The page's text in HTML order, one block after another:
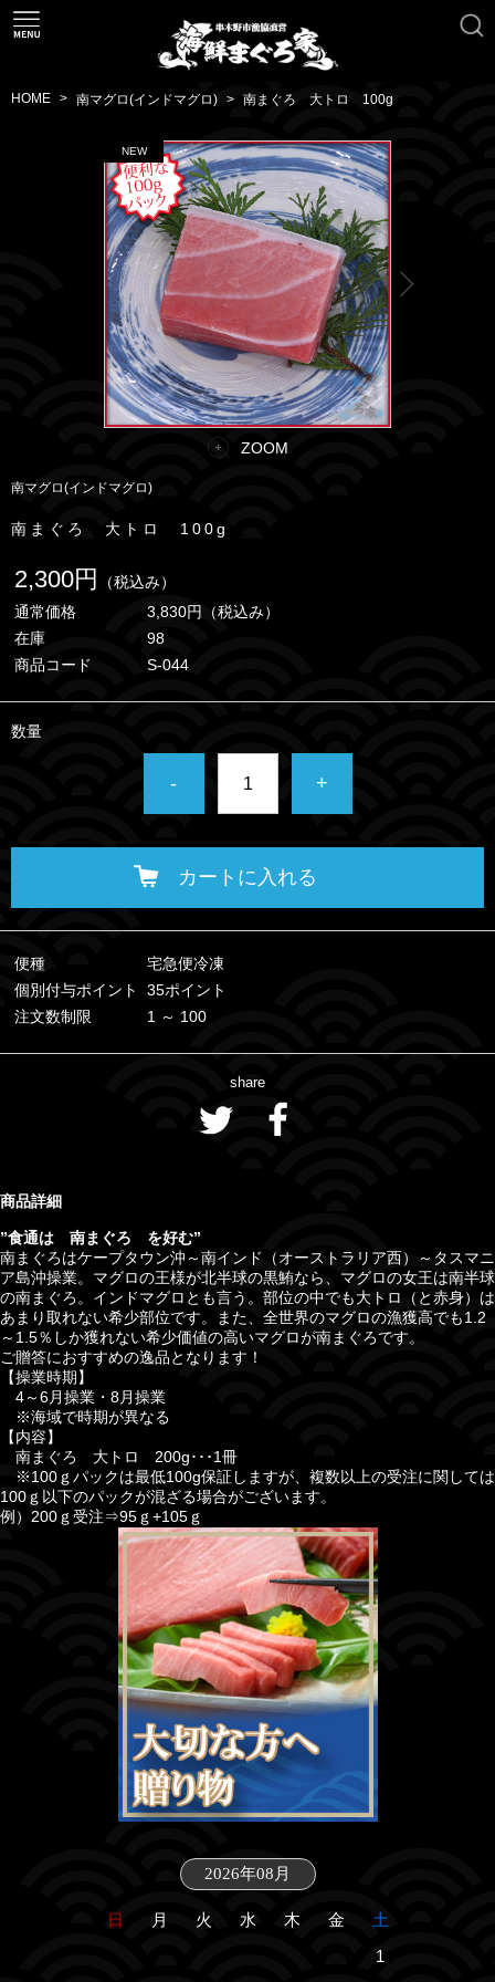
HOME 南マグロ(インドマグロ) 南まぐろ 大トロ 100g
ZOOM
南マグロ(インドマグロ)
南まぐろ 大トロ 100g
2,300円
（税込み）
通常価格
3,830円
（税込み）
在庫
98
商品コード
S-044
数量
- +
カートに入れる
便種
宅急便冷凍
個別付与ポイント
35ポイント
注文数制限
1 ～ 100
share
商品詳細
”食通は 南まぐろ を好む”
南まぐろはケープタウン沖～南インド（オーストラリア西）～タスマニ
ア島沖操業。マグロの王様が北半球の黒鮪なら、マグロの女王は南半球
の南まぐろ。インドマグロとも言う。部位の中でも大トロ（と赤身）は
あまり取れない希少部位です。また、全世界のマグロの漁獲高でも1.2
～1.5％しか獲れない希少価値の高いマグロが南まぐろです。
ご贈答におすすめの逸品となります！
【操業時期】
4～6月操業・8月操業
※海域で時期が異なる
【内容】
南まぐろ 大トロ 200g･･･1冊
※100ｇパックは最低100g保証しますが、複数以上の受注に関しては
100ｇ以下のパックが混ざる場合がございます。
例）200ｇ受注⇒95ｇ+105ｇ
2026年08月
日 月 火 水 木 金
土
1